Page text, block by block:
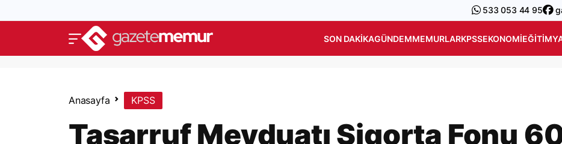
533 053 44 95
SON DAKIKAGÜNDEMMEMURLARKPSSEKONOMIEĞITIM
Anasayfa KPSS
Tasarruf Mevduatı Sigorta Fonu